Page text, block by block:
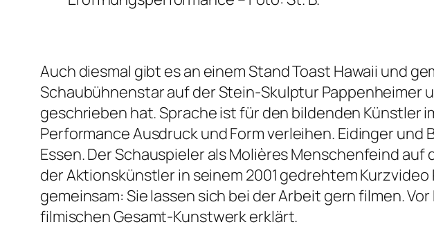
Auch diesmal gibt es an einem Stand Toast Hawaii und
Schaubühnenstar auf der Stein-Skulptur Pappenheimer
geschrieben hat. Sprache ist für den bildenden Künstler
Performance Ausdruck und Form verleihen. Eidinger
Essen. Der Schauspieler als MolièresMenschenfeind auf
der Aktionskünstler in seinem 2001 gedrehtem Kurzvideo
gemeinsam: Sie lassen sich bei der Arbeit gern filmen.
filmischen Gesamt-Kunstwerk erklärt.